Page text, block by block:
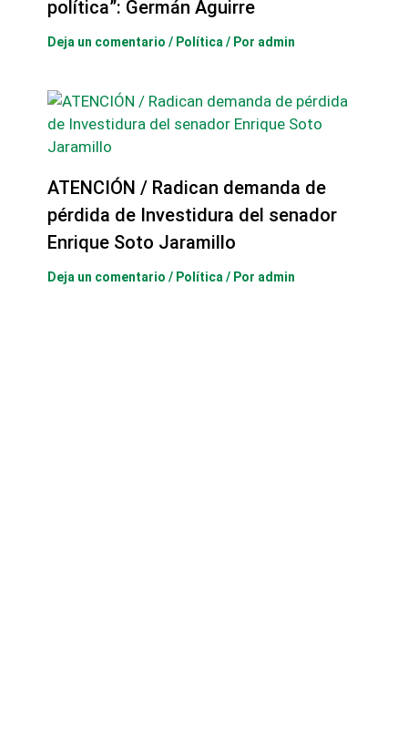
política”: Germán Aguirre
Deja un comentario / Política / Por admin
ATENCIÓN / Radican demanda de
pérdida de Investidura del senador
Enrique Soto Jaramillo
Deja un comentario / Política / Por admin